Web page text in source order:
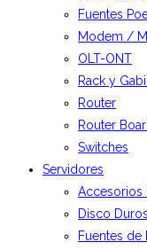
Fuentes
Modem /
OLT-ONT
Rack y
Router
Router
Switches
Servidores
Accesorios
Disco Duros
Fuentes de